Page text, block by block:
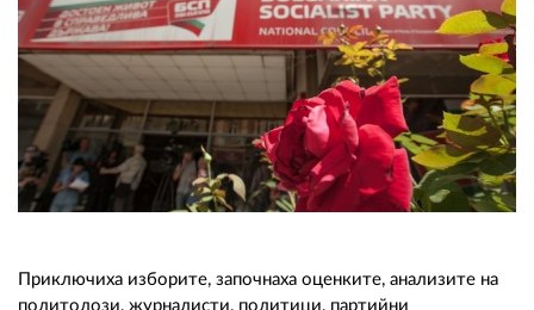
Приключиха изборите, започнаха оценките, анализите на
политолози, журналисти, политици, партийни
АБОНАМЕНТ
УСЛОВИЯ ЗА ПОЛЗВАНЕ
ПОЛИТИКА ЗА БИСКВИТКИТЕ
ПОЛИТИКАТА ЗА
ПОВЕРИТЕЛНОСТ
02 975 20 35